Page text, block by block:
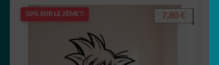
50% SUR LE 2ÈME !! 7,80 €